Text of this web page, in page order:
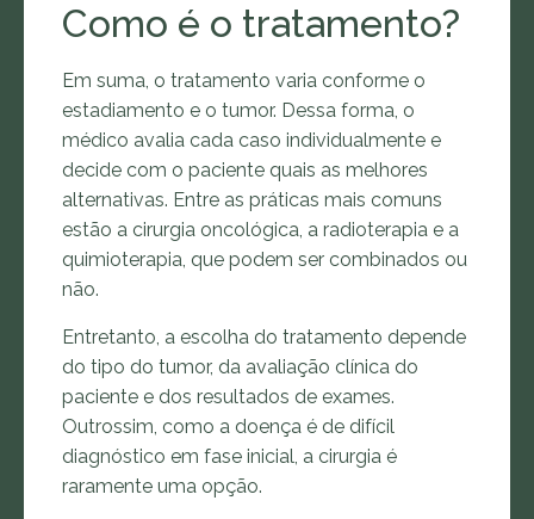
Como é o tratamento?
Em suma, o tratamento varia conforme o
estadiamento e o tumor. Dessa forma, o
médico avalia cada caso individualmente e
decide com o paciente quais as melhores
alternativas. Entre as práticas mais comuns
estão a cirurgia oncológica, a radioterapia e a
quimioterapia, que podem ser combinados ou
não.
Entretanto, a escolha do tratamento depende
do tipo do tumor, da avaliação clínica do
paciente e dos resultados de exames.
Outrossim, como a doença é de difícil
diagnóstico em fase inicial, a cirurgia é
raramente uma opção.